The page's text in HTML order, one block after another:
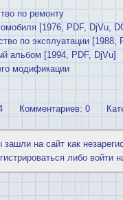
по ремонту
[1976, PDF, DjVu,
по эксплуатации [1988,
альбом [1994, PDF, DjVu]
модификации
Комментариев: 0
на сайт как
либо войти